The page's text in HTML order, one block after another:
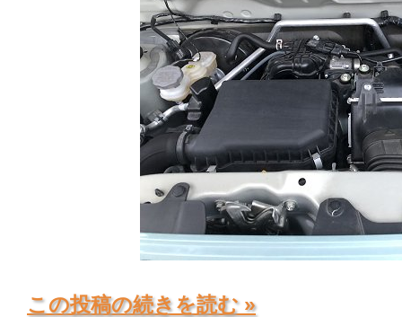
この投稿の続きを読む »